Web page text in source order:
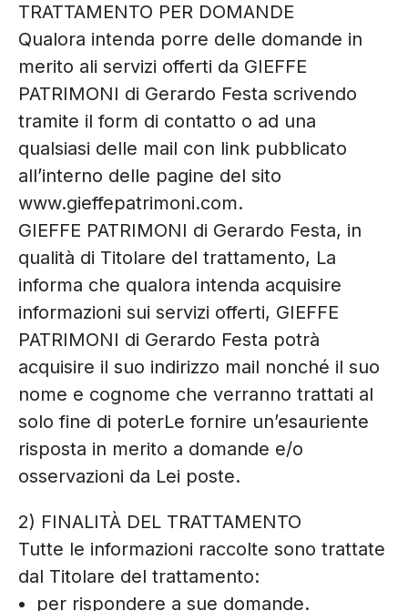
TRATTAMENTO PER DOMANDE
Qualora intenda porre delle domande in
merito ali servizi offerti da GIEFFE
PATRIMONI di Gerardo Festa scrivendo
tramite il form di contatto o ad una
qualsiasi delle mail con link pubblicato
all’interno delle pagine del sito
www.gieffepatrimoni.com.
GIEFFE PATRIMONI di Gerardo Festa, in
qualità di Titolare del trattamento, La
informa che qualora intenda acquisire
informazioni sui servizi offerti, GIEFFE
PATRIMONI di Gerardo Festa potrà
acquisire il suo indirizzo mail nonché il suo
nome e cognome che verranno trattati al
solo fine di poterLe fornire un’esauriente
risposta in merito a domande e/o
osservazioni da Lei poste.
2) FINALITÀ DEL TRATTAMENTO
Tutte le informazioni raccolte sono trattate
dal Titolare del trattamento:
per rispondere a sue domande.